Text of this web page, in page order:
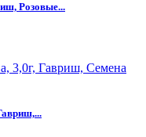
Розовые...